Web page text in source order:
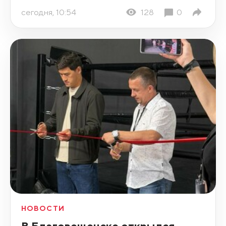
сегодня, 10:54 128 0
НОВОСТИ